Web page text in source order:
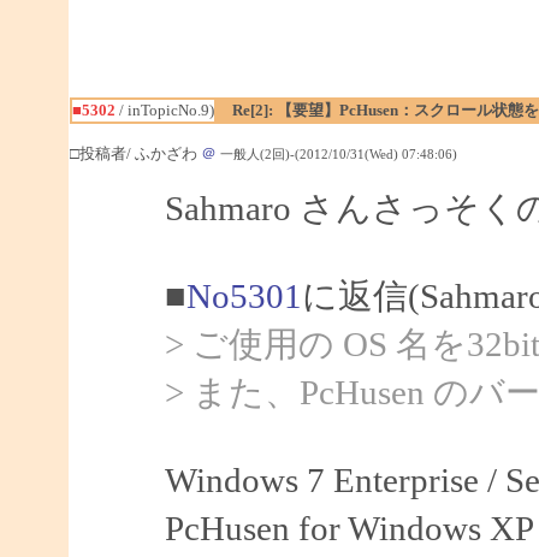
■5302 / inTopicNo.9) Re[2]: 【要望】PcHusen：スクロール状態
□投稿者/ ふかざわ ＠ 一般人(2回)-(2012/10/31(Wed) 07:48:06)
Sahmaro さんさっそ
■No5301 に返信
> ご使用の OS 名を
> また、PcHusen のバ
Windows 7 Enterprise /
PcHusen for Windows